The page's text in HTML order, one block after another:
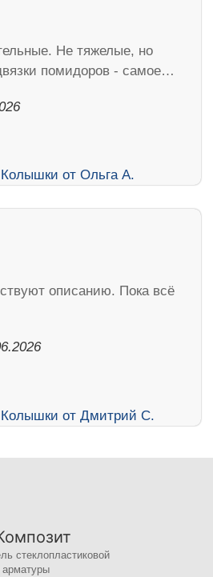
Не тяжелые, но
помидоров - самое…
описанию. Пока всё
стеклопластиковой
арматуры